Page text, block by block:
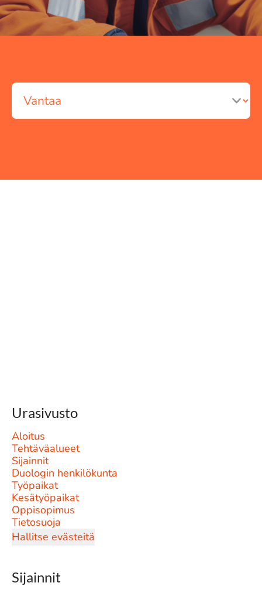
Urasivusto
Aloitus
Tehtäväalueet
Sijainnit
Duologin henkilökunta
Työpaikat
Kesätyöpaikat
Oppisopimus
Tietosuoja
Hallitse evästeitä
Sijainnit